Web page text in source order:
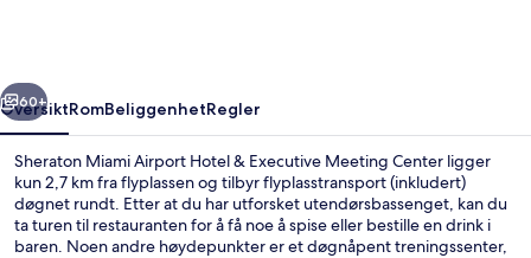
Meeting
Center
Neste
60+
OversiktRomBeliggenhetRegler
Sheraton Miami Airport Hotel & Executive Meeting Center ligger
kun 2,7 km fra flyplassen og tilbyr flyplasstransport (inkludert)
døgnet rundt. Etter at du har utforsket utendørsbassenget, kan du
ta turen til restauranten for å få noe å spise eller bestille en drink i
baren. Noen andre høydepunkter er et døgnåpent treningssenter,